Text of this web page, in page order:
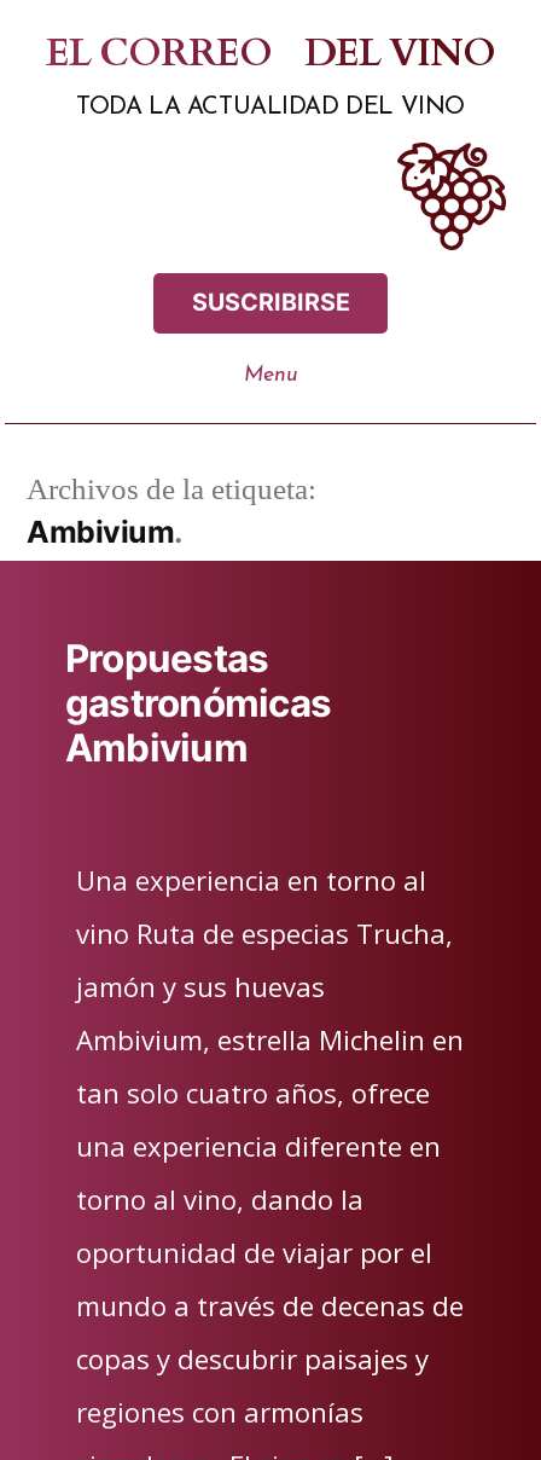
contenido
EL CORREO DEL VINO
TODA LA ACTUALIDAD DEL VINO
SUSCRIBIRSE
Archivos de la etiqueta:
Ambivium
Propuestas
gastronómicas
Ambivium
Una experiencia en torno al
vino Ruta de especias Trucha,
jamón y sus huevas
Ambivium, estrella Michelin en
tan solo cuatro años, ofrece
una experiencia diferente en
torno al vino, dando la
oportunidad de viajar por el
mundo a través de decenas de
copas y descubrir paisajes y
regiones con armonías